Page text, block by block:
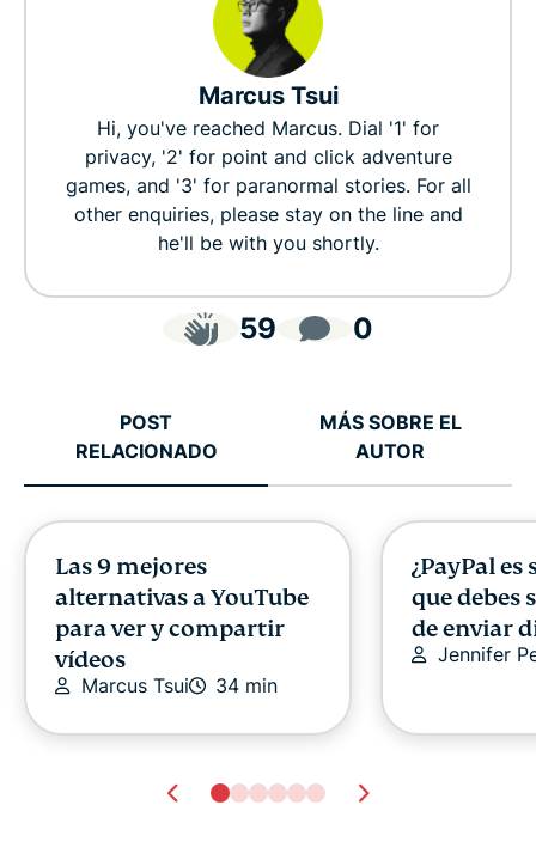
Marcus Tsui
Hi, you've reached Marcus. Dial '1' for
privacy, '2' for point and click adventure
games, and '3' for paranormal stories. For all
other enquiries, please stay on the line and
he'll be with you shortly.
59 0
POST
RELACIONADO
MÁS SOBRE EL
AUTOR
Las 9 mejores
alternativas a YouTube
para ver y compartir
vídeos
Marcus Tsui 34 min
¿PayPal es
que debes
de enviar
Jennifer